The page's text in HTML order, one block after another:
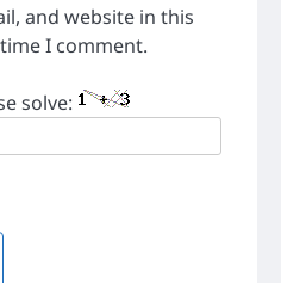
and website in this
I comment.
solve: